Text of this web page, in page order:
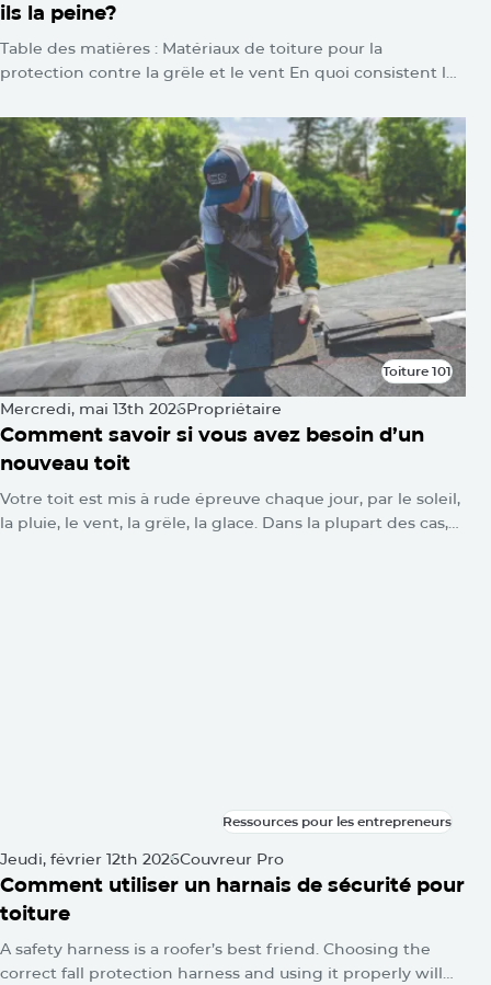
ils la peine?
Table des matières : Matériaux de toiture pour la
protection contre la grêle et le vent En quoi consistent les
Toiture 101
Toiture 101
Mercredi, mai 13th 2026Propriétaire
Comment savoir si vous avez besoin d’un
nouveau toit
Votre toit est mis à rude épreuve chaque jour, par le soleil,
la pluie, le vent, la grêle, la glace. Dans la plupart des cas,
Ressources pour les entrepreneurs
Jeudi, février 12th 2026Couvreur Pro
Comment utiliser un harnais de sécurité pour
toiture
A safety harness is a roofer’s best friend. Choosing the
correct fall protection harness and using it properly will